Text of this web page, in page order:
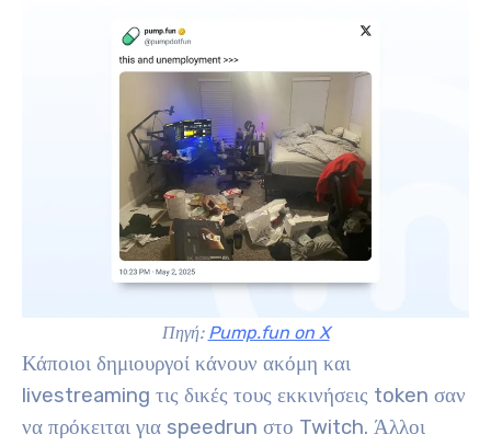
Πηγή: Pump.fun on X
Κάποιοι δημιουργοί κάνουν ακόμη και
livestreaming τις δικές τους εκκινήσεις token σαν
να πρόκειται για speedrun στο Twitch. Άλλοι